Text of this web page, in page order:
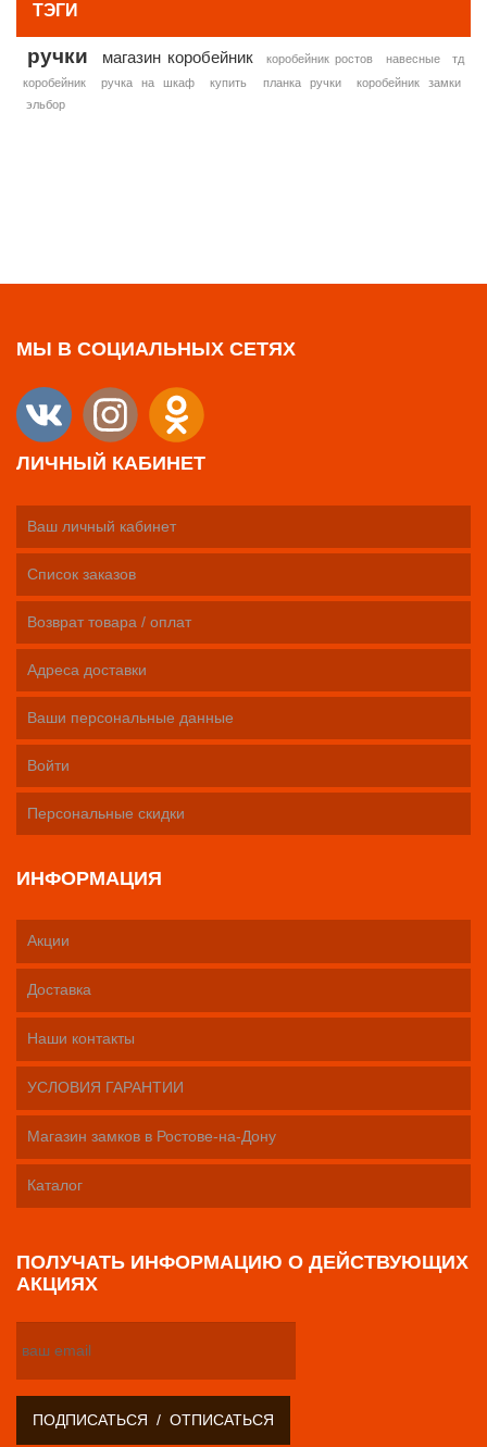
ТЭГИ
ручки магазин коробейник коробейник ростов навесные
тд
коробейник
ручка на шкаф купить планка ручки
коробейник замки
эльбор
МЫ В СОЦИАЛЬНЫХ СЕТЯХ
ЛИЧНЫЙ КАБИНЕТ
Ваш личный кабинет
Список заказов
Возврат товара / оплат
Адреса доставки
Ваши персональные данные
Войти
Персональные скидки
ИНФОРМАЦИЯ
Акции
Доставка
Наши контакты
УСЛОВИЯ ГАРАНТИИ
Магазин замков в Ростове-на-Дону
Каталог
ПОЛУЧАТЬ ИНФОРМАЦИЮ О ДЕЙСТВУЮЩИХ
АКЦИЯХ